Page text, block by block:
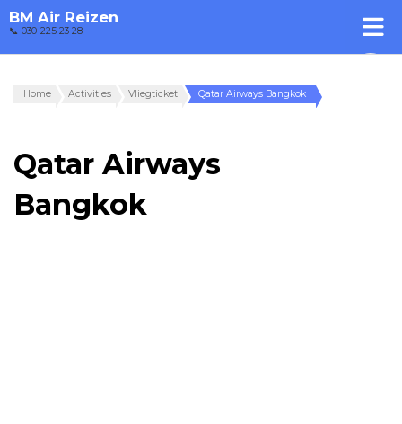
BM Air Reizen
📞 030-225 23 28
Home Activities Vliegticket Qatar Airways Bangkok
Qatar Airways
Bangkok